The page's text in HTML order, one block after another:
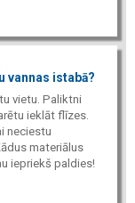
vannas istabā?
vietu. Paliktni
ieklāt flīzes.
neciestu
materiālus
iepriekš paldies!